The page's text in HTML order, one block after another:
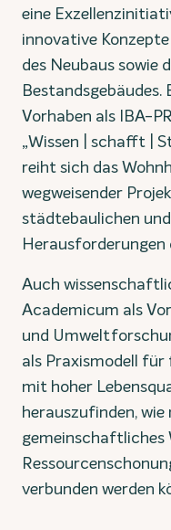
eine
innovative
des Neubaus sowie
Bestandsgebäudes.
Vorhaben als IBA-
„Wissen | schafft |
reiht sich das
wegweisender
städtebaulichen
Auch
Academicum als
und
als Praxismodell für
mit hoher
herauszufinden,
gemeinschaftliches
verbunden werden